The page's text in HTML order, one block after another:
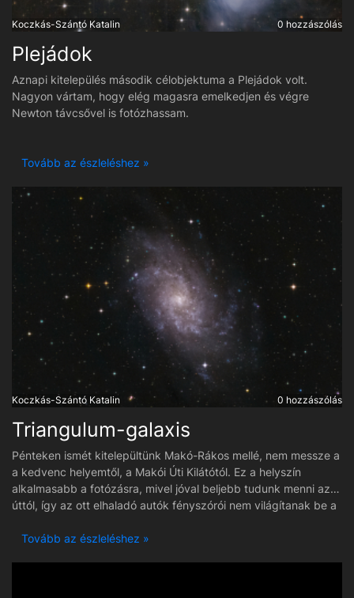
Koczkás-Szántó Katalin 0 hozzászólás
Plejádok
Aznapi kitelepülés második célobjektuma a Plejádok volt.
Nagyon vártam, hogy elég magasra emelkedjen és végre
Newton távcsővel is fotózhassam.
Tovább az észleléshez »
Koczkás-Szántó Katalin 0 hozzászólás
Triangulum-galaxis
Pénteken ismét kitelepültünk Makó-Rákos mellé, nem messze a
a kedvenc helyemtől, a Makói Úti Kilátótól. Ez a helyszín
alkalmasabb a fotózásra, mivel jóval beljebb tudunk menni az
úttól, így az ott elhaladó autók fényszórói nem világítanak be a
Tavaly is fotóztam, így most is volt mihez hasonlítani a
Tovább az észleléshez »